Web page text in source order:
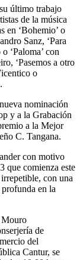
último trabajo
de la música
en ‘Bohemio’ o
Sanz, ‘Para
‘Paloma’ con
‘Pasemos a otro
o
nominación
y a la Grabación
a la Mejor
C. Tangana.
con motivo
que comienza este
con una
en la
Mouro
de
del
Cantur, se